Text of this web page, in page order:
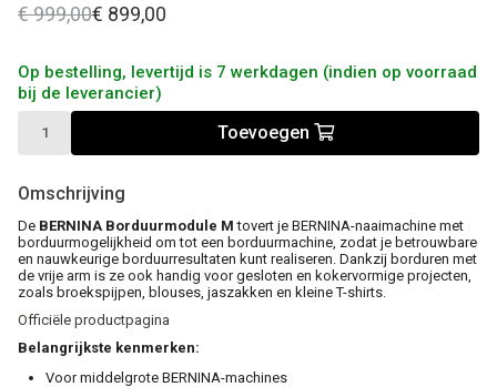
€ 999,00€ 899,00
Op bestelling, levertijd is 7 werkdagen (indien op voorraad
bij de leverancier)
Toevoegen
Omschrijving
De BERNINA Borduurmodule M tovert je BERNINA-naaimachine met
borduurmogelijkheid om tot een borduurmachine, zodat je betrouwbare
en nauwkeurige borduurresultaten kunt realiseren. Dankzij borduren met
de vrije arm is ze ook handig voor gesloten en kokervormige projecten,
zoals broekspijpen, blouses, jaszakken en kleine T-shirts.
Officiële productpagina
Belangrijkste kenmerken:
Voor middelgrote BERNINA-machines